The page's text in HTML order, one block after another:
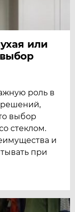
или
роль в
выбор
стеклом.
и
при